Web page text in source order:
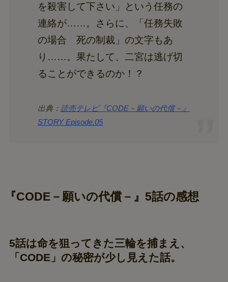
を殺害して下さい」という任務の
連絡が……。さらに、「任務失敗
の場合 死の制裁」の文字もあ
り……。果たして、二宮は逃げ切
ることができるのか！？
出典：読売テレビ『CODE－願いの代償－』
STORY Episode.05
『CODE－願いの代償－』5話の感想
5話は命を狙ってきた三輪を捕まえ、
「CODE」の秘密が少し見えた話。